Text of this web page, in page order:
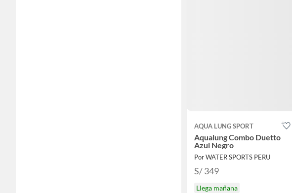
AQUA LUNG SPORT
Aqualung Combo Duetto
Azul Negro
Por WATER SPORTS PERU
S/ 349
Llega mañana